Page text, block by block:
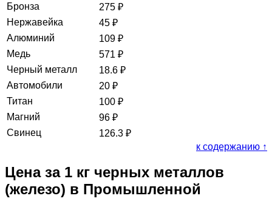
Бронза
275 ₽
Нержавейка
45 ₽
Алюминий
109 ₽
Медь
571 ₽
Черный металл
18.6 ₽
Автомобили
20 ₽
Титан
100 ₽
Магний
96 ₽
Свинец
126.3 ₽
к содержанию ↑
Цена за 1 кг черных металлов
(железо) в Промышленной